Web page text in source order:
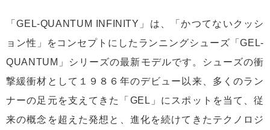
「GEL-QUANTUM INFINITY」は、「かつてないクッシ
ョン性」をコンセプトにしたランニングシューズ「GEL-
QUANTUM」シリーズの最新モデルです。シューズの衝
撃緩衝材として１９８６年のデビュー以来、多くのラン
ナーの足元を支えてきた「GEL」にスポットを当て、従
来の概念を超えた発想と、進化を続けてきたテクノロジ